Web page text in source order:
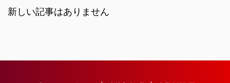
新しい記事はありません